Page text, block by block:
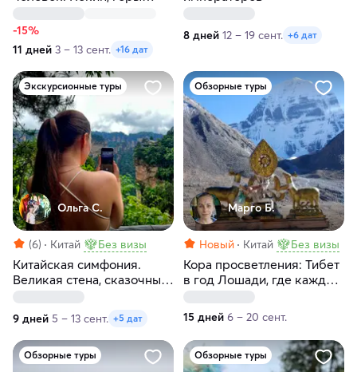
Шанхай, Терракотовая
армия
-15%
11 дней 3 – 13 сент. +16 дат
8 дней 12 – 19 сент. +6 дат
Экскурсионные туры
Ольга С.
(6) Китай Без визы
Китайская симфония.
Великая стена, сказочные
9 дней 5 – 13 сент. +5 дат
Обзорные туры
Марго Б.
Новый Китай Без визы
Кора просветления: Тибет
в год Лошади, где каждый
15 дней 6 – 20 сент.
Обзорные туры Обзорные туры